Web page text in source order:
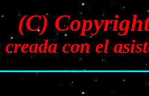
(C)
con el